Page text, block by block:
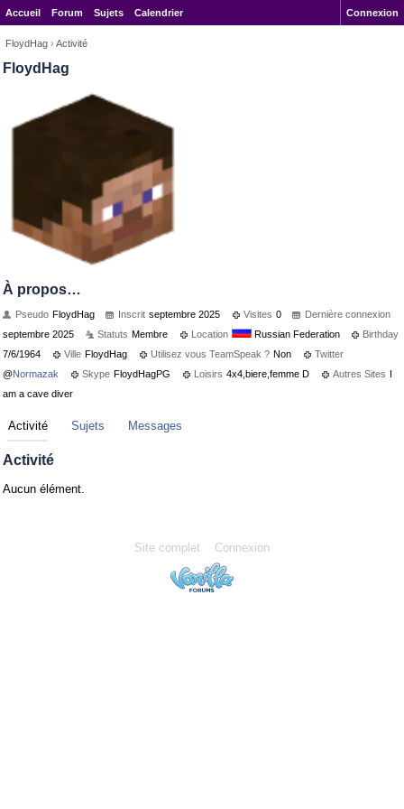
Accueil Forum Sujets Calendrier Connexion
FloydHag › Activité
FloydHag
À propos…
Pseudo FloydHag Inscrit septembre 2025 Visites 0
Dernière connexion
septembre 2025
Statuts Membre Location Russian Federation
Birthday
7/6/1964
Ville FloydHag Utilisez vous TeamSpeak ? Non
Twitter
@Normazak Skype FloydHagPG Loisirs 4x4,biere,femme D Autres Sites I
am a cave diver
Activité Sujets Messages
Activité
Aucun élément.
Site complet Connexion